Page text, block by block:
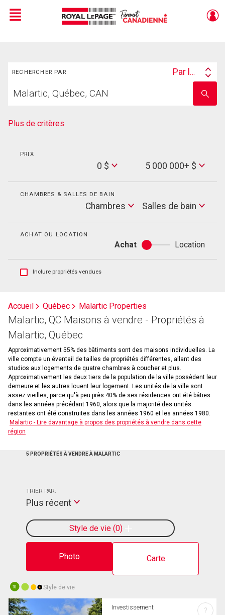
Live
En Direct
Menu
RECHERCHER PAR
Search
Par lieu
votre
nom
Plus de critères
PRIX
0 $
Max
Price
5 000 000+ $
CHAMBRES & SALLES DE BAIN
Chambres
Salles
de
Salles de bain
ACHAT OU LOCATION
Achat
Achat
ou
Location
Afficher
et
les
historiques
d'inscriptions
Inclure propriétés vendues
Accueil Québec Malartic Properties
Malartic, QC Maisons à vendre - Propriétés à
Malartic, Québec
Approximativement 55% des bâtiments sont des maisons individuelles. La
ville compte un éventail de tailles de propriétés différentes, allant des
studios aux logements de quatre chambres à coucher et plus.
Approximativement les deux tiers de la population de la ville possèdent leur
demeure et les autres louent leur logement. Les unités de la ville sont
assez vieilles, parce qu'à peu près 40% de ses résidences ont été bâties
dans les années précédant 1960, alors que la majorité des unités
restantes ont été construites dans les années 1960 et les années 1980.
Malartic - Lire davantage à propos des propriétés à vendre dans cette
région
5 PROPRIÉTÉS À VENDRE À MALARTIC
Photo Carte
Style de vie 0
TRIER PAR:
Plus récent
10 Style de vie
Investissement ?